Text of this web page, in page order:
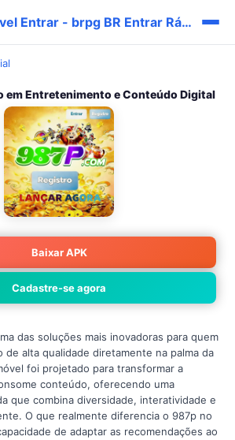
brpg Confiável Entrar - brpg BR Entrar Rápido ✅
em Entretenimento e Conteúdo Digital
Baixar APK
Cadastre-se agora
das soluções mais inovadoras para quem
alta qualidade diretamente na palma da
foi projetado para transformar a
conteúdo, oferecendo uma
que combina diversidade, interatividade e
O que realmente diferencia o 987p no
de adaptar as recomendações ao